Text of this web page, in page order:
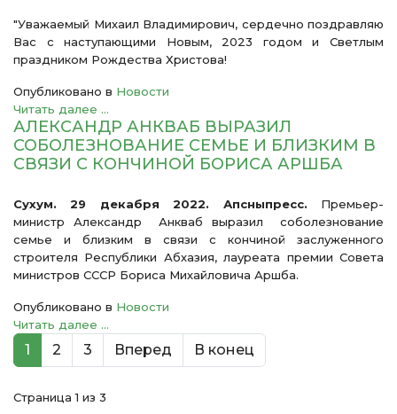
"Уважаемый Михаил Владимирович, сердечно поздравляю
Вас с наступающими Новым, 2023 годом и Светлым
праздником Рождества Христова!
Опубликовано в Новости
Читать далее ...
АЛЕКСАНДР АНКВАБ ВЫРАЗИЛ
СОБОЛЕЗНОВАНИЕ СЕМЬЕ И БЛИЗКИМ В
СВЯЗИ С КОНЧИНОЙ БОРИСА АРШБА
Сухум. 29 декабря 2022. Апсныпресс. Премьер-
министр Александр Анкваб выразил соболезнование
семье и близким в связи с кончиной заслуженного
строителя Республики Абхазия, лауреата премии Совета
министров СССР Бориса Михайловича Аршба.
Опубликовано в Новости
Читать далее ...
1 2 3 Вперед В конец
Страница 1 из 3